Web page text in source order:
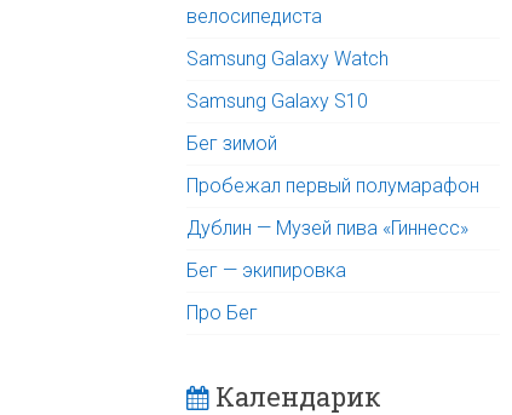
велосипедиста
Samsung Galaxy Watch
Samsung Galaxy S10
Бег зимой
Пробежал первый полумарафон
Дублин — Музей пива «Гиннесс»
Бег — экипировка
Про Бег
Календарик